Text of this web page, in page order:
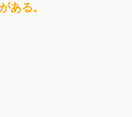
ある。